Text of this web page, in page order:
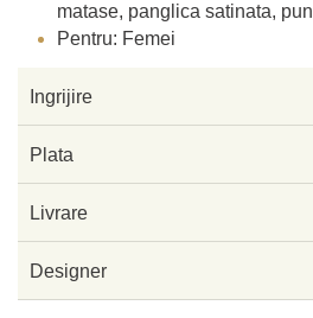
matase, panglica satinata,
Pentru: Femei
Ingrijire
Plata
Livrare
Designer